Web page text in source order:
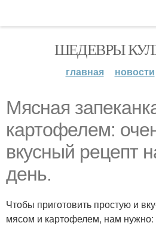
ШЕДЕВРЫ
главная новости
Мясная
картофелем:
вкусный рецепт
день.
Чтобы приготовить простую и
мясом и картофелем, нам нужно: